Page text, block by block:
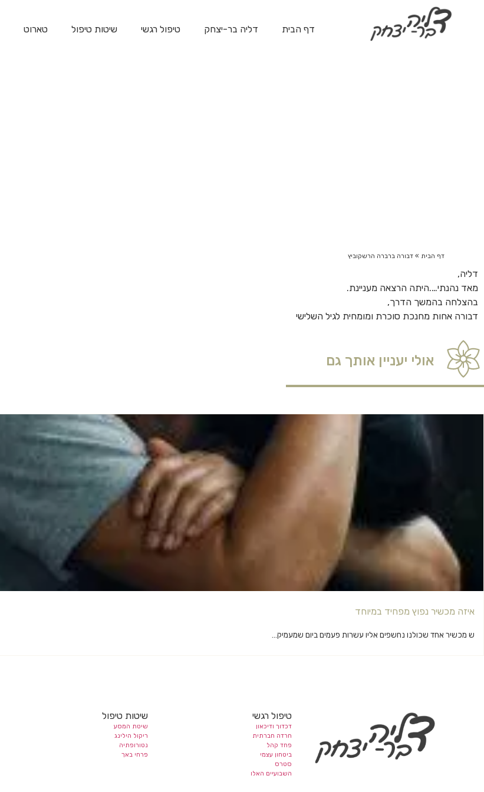
דף הבית דליה בר-יצחק טיפול רגשי שיטות טיפול טארוט
דף הבית »דבורה ברברה הרשקוביץ
דליה,
מאד נהנתי….היתה הרצאה מעניינת.
בהצלחה בהמשך הדרך,
דבורה אחות מחנכת סוכרת ומומחית לגיל השלישי
אולי יעניין אותך גם
איזה מכשיר נפוץ מפחיד במיוחד
ש מכשיר אחד שכולנו נחשפים אליו עשרות פעמים ביום שמעמיק...
טיפול רגשי
דכדוך ודיכאון
חרדה חברתית
פחד קהל
ביטחון עצמי
סטרס
השבועיים האלו
שיטות טיפול
שיטת המסע
ריקול הילינג
נטורופתיה
פרחי באך